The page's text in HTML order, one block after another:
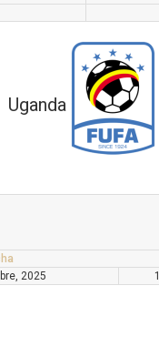
Uganda
2025